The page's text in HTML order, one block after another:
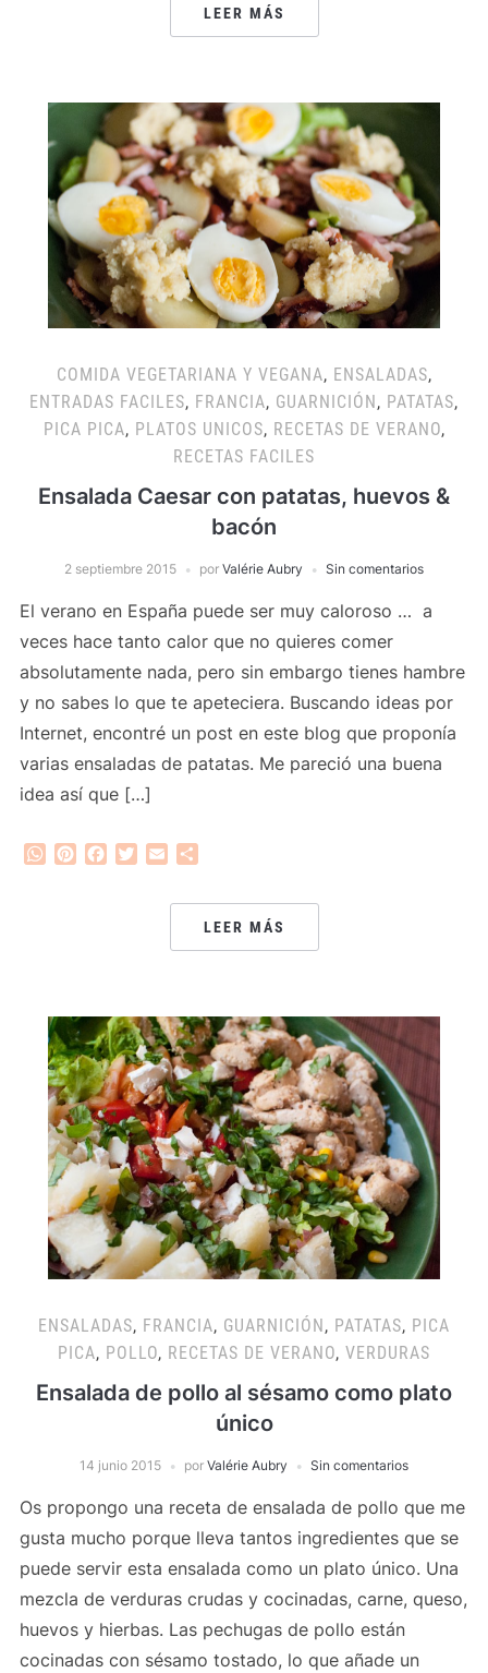
LEER MÁS
COMIDA VEGETARIANA Y VEGANA, ENSALADAS,
ENTRADAS FACILES, FRANCIA, GUARNICIÓN, PATATAS,
PICA PICA, PLATOS UNICOS, RECETAS DE VERANO,
RECETAS FACILES
Ensalada Caesar con patatas, huevos &
bacón
2 septiembre 2015 por Valérie Aubry Sin comentarios
El verano en España puede ser muy caloroso … a
veces hace tanto calor que no quieres comer
absolutamente nada, pero sin embargo tienes hambre
y no sabes lo que te apeteciera. Buscando ideas por
Internet, encontré un post en este blog que proponía
varias ensaladas de patatas. Me pareció una buena
idea así que […]
WhatsApp
PinterestFacebook
Twitter
Email
LEER MÁS
ENSALADAS, FRANCIA, GUARNICIÓN , PATATAS, PICA
PICA, POLLO, RECETAS DE VERANO, VERDURAS
Ensalada de pollo al sésamo como plato
único
14 junio 2015 por Valérie Aubry Sin comentarios
Os propongo una receta de ensalada de pollo que me
gusta mucho porque lleva tantos ingredientes que se
puede servir esta ensalada como un plato único. Una
mezcla de verduras crudas y cocinadas, carne, queso,
huevos y hierbas. Las pechugas de pollo están
cocinadas con sésamo tostado, lo que añade un